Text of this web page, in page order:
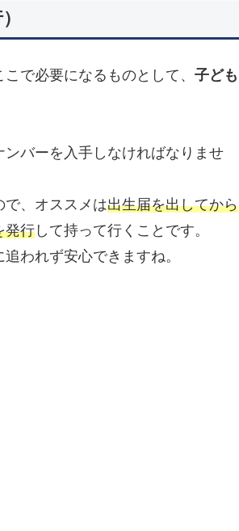
で必要になるものとして、 子ども
バーを入手しなければなりませ
、オススメは出生届を出してから
発行して持って行くことです。
われず安心できますね。